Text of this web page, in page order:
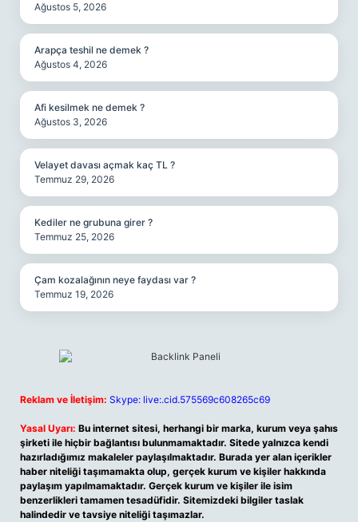
Ağustos 5, 2026
Arapça teshil ne demek ?
Ağustos 4, 2026
Afi kesilmek ne demek ?
Ağustos 3, 2026
Velayet davası açmak kaç TL ?
Temmuz 29, 2026
Kediler ne grubuna girer ?
Temmuz 25, 2026
Çam kozalağının neye faydası var ?
Temmuz 19, 2026
Reklam ve İletişim: Skype: live:.cid.575569c608265c69
Yasal Uyarı: Bu internet sitesi, herhangi bir marka, kurum veya şahıs
şirketi ile hiçbir bağlantısı bulunmamaktadır. Sitede yalnızca kendi
hazırladığımız makaleler paylaşılmaktadır. Burada yer alan içerikler
haber niteliği taşımamakta olup, gerçek kurum ve kişiler hakkında
paylaşım yapılmamaktadır. Gerçek kurum ve kişiler ile isim
benzerlikleri tamamen tesadüfidir. Sitemizdeki bilgiler taslak
halindedir ve tavsiye niteliği taşımazlar.